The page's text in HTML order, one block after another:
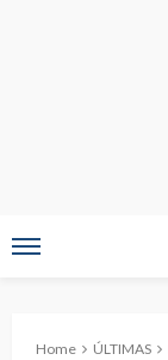
Home ÚLTIMAS